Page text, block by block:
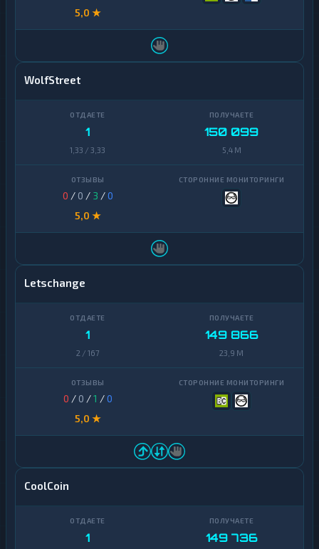
5,0 ★
WolfStreet
1
1,33 / 3,33
150 099
5,4 M
0 / 0 / 3 /0
5,0 ★
Letschange
1
2 / 167
149 866
23,9 M
0 / 0 /1 /0
5,0 ★
CoolCoin
1 149 736